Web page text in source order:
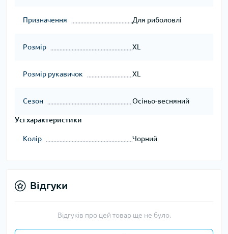
Призначення Для риболовлі
Розмір XL
Розмір рукавичок XL
Сезон Осіньо-весняний
Усі характеристики
Колір Чорний
Відгуки
Відгуків про цей товар ще не було.